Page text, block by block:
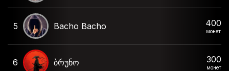
5 Bacho Bacho 400
монет
6 ბრუნო 300
монет